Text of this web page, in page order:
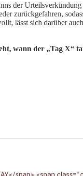
der
zurückgefahren,
lässt sich darüber
wann der „Tag